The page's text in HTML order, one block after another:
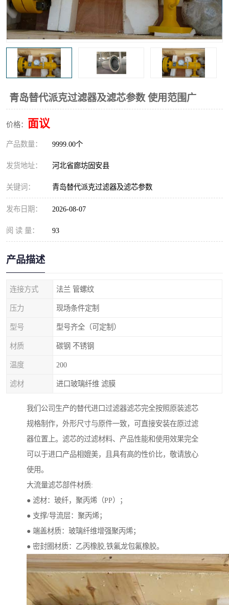
青岛替代派克过滤器及滤芯参数 使用范围广
价格： 面议
产品数量： 9999.00个
发货地址： 河北省廊坊固安县
关键词： 青岛替代派克过滤器及滤芯参数
发布日期： 2026-08-07
阅 读 量： 93
产品描述
连接方式 法兰 管螺纹
压力 现场条件定制
型号 型号齐全（可定制）
材质 碳钢 不锈钢
温度 200
滤材 进口玻璃纤维 滤膜
我们公司生产的替代进口过滤器滤芯完全按照原装滤芯
规格制作，外形尺寸与原件一致，可直接安装在原过滤
器位置上。滤芯的过滤材料、产品性能和使用效果完全
可以于进口产品相媲美，且具有高的性价比，敬请放心
使用。
大流量滤芯部件材质:
● 滤材：玻纤，聚丙烯（PP）；
● 支撑/导流层：聚丙烯；
● 端盖材质：玻璃纤维增强聚丙烯；
● 密封圈材质：乙丙橡胶,铁氟龙包氟橡胶。